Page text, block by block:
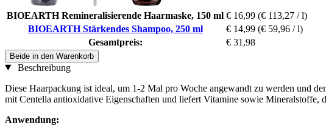
BIOEARTH Remineralisierende Haarmaske, 150 ml € 16,99 (€ 113,27 / l)
BIOEARTH Stärkendes Shampoo, 250 ml
€ 14,99 (€ 59,96 / l)
Gesamtpreis:
€ 31,98
Beide in den Warenkorb
Beschreibung
Diese Haarpackung ist ideal, um 1-2 Mal pro Woche angewandt zu werden und
mit Centella antioxidative Eigenschaften und liefert Vitamine sowie Mineralstoffe,
Anwendung: